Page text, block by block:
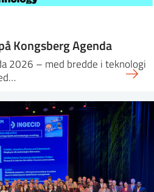
Kongsberg Agenda
2026 – med bredde i teknologi